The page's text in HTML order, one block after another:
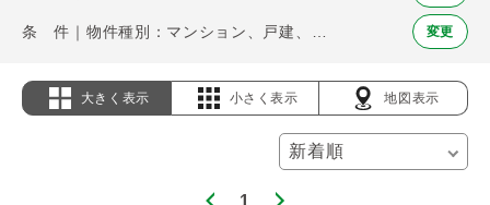
変更
大きく表示 小さく表示 地図表示
1